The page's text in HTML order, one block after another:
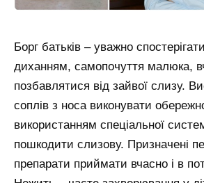
Борг батьків – уважно
диханням, самопочуття малюка,
позбавлятися від зайвої слизу.
соплів з носа виконувати
використанням спеціальної
пошкодити слизову. Призначені
препарати приймати вчасно і в